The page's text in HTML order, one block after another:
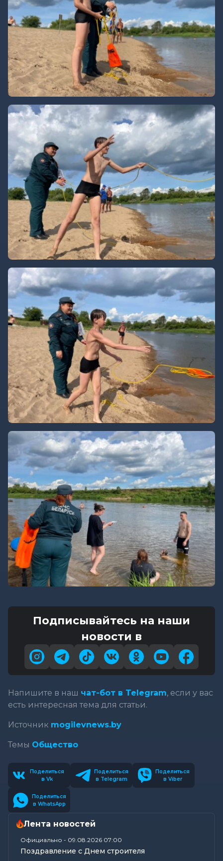
Подписывайтесь на наши
новости в
Напишите в наш чат-бот в Telegram, если у вас
есть интересная тема для статьи.
Источник mogilevnews.by
Темы Общество
Поделиться
в Vk
Поделиться
в Telegram
Поделиться
в Viber
Поделиться
в WhatsApp
Лента новостей
Официально - 09.08.2026 07:00
Поздравление с Днем строителя